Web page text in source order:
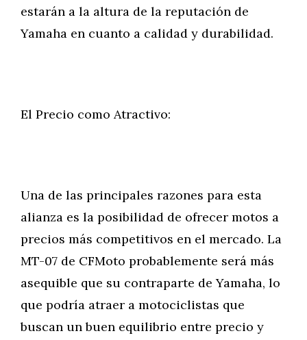
estarán a la altura de la reputación de
Yamaha en cuanto a calidad y durabilidad.
El Precio como Atractivo:
Una de las principales razones para esta
alianza es la posibilidad de ofrecer motos a
precios más competitivos en el mercado. La
MT-07 de CFMoto probablemente será más
asequible que su contraparte de Yamaha, lo
que podría atraer a motociclistas que
buscan un buen equilibrio entre precio y